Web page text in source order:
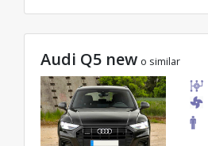
Audi Q5 new o similar